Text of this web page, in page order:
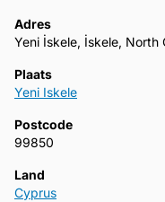
Adres
Yeni İskele, İskele, North
Plaats
Yeni Iskele
Postcode
99850
Land
Cyprus